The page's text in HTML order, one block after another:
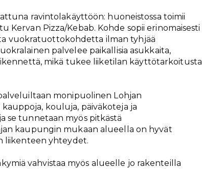
ravintolakäyttöön: huoneistossa toimii
Pizza/Kebab. Kohde sopii erinomaisesti
vuokratuottokohdetta ilman tyhjää
palvelee paikallisia asukkaita,
mikä tukee liiketilan käyttötarkoitusta
monipuolinen Lohjan
kouluja, päiväkoteja ja
se tunnetaan myös pitkästä
kaupungin mukaan alueella on hyvät
liikenteen yhteydet.
vahvistaa myös alueelle jo rakenteilla